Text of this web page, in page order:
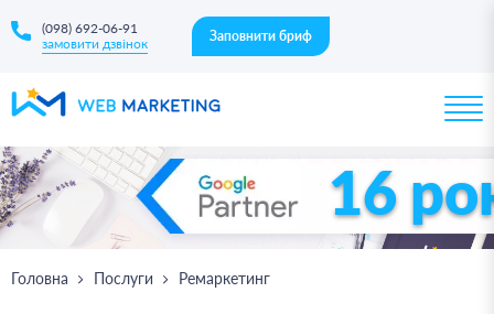
(098) 692-06-91
замовити дзвінок
Заповнити бриф
16
Головна Послуги Ремаркетинг